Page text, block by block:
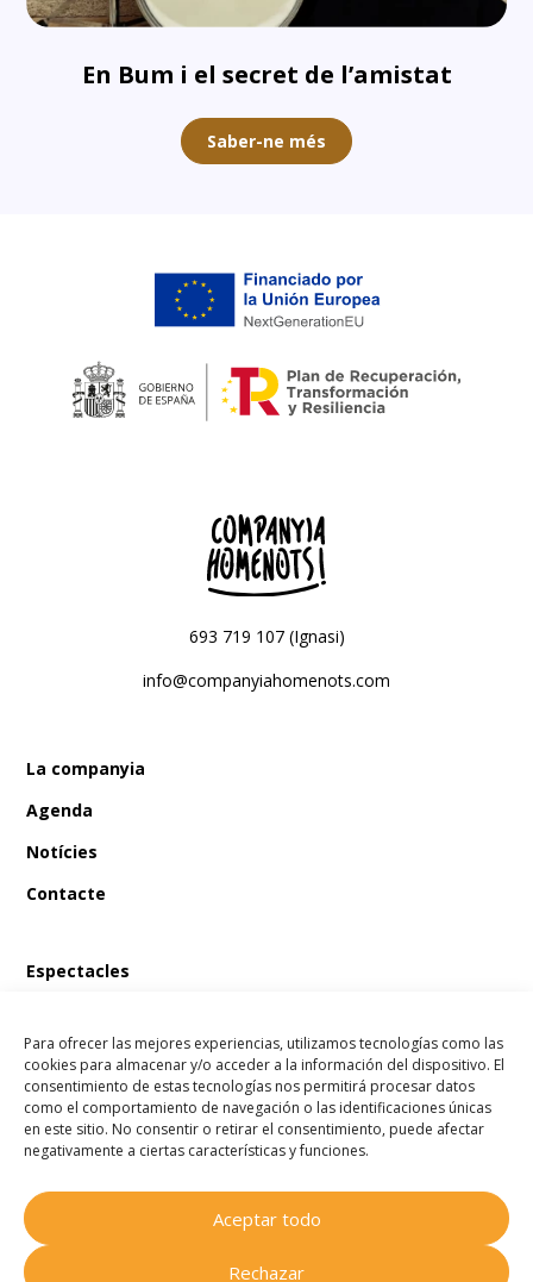
Para ofrecer las mejores experiencias, utilizamos tecnologías como las
cookies para almacenar y/o acceder a la información del dispositivo. El
consentimiento de estas tecnologías nos permitirá procesar datos
como el comportamiento de navegación o las identificaciones únicas
en este sitio. No consentir o retirar el consentimiento, puede afectar
negativamente a ciertas características y funciones.
Aceptar todo
Rechazar
En Bum i el secret de l’amistat
Saber-ne més
693 719 107 (Ignasi)
info@companyiahomenots.com
La companyia
Agenda
Notícies
Contacte
Espectacles
En Bum i el llibre màgic de les fades
En Bum i l’estel dels desitjos
En Bum i el secret de l’amistat
Companyia Homenots